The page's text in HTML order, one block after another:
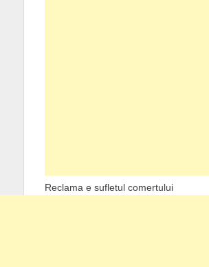
Reclama e sufletul comertului